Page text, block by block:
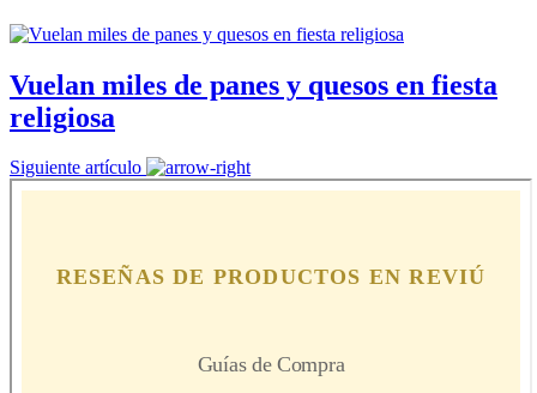
Vuelan miles de panes y quesos en fiesta
religiosa
Siguiente artículo